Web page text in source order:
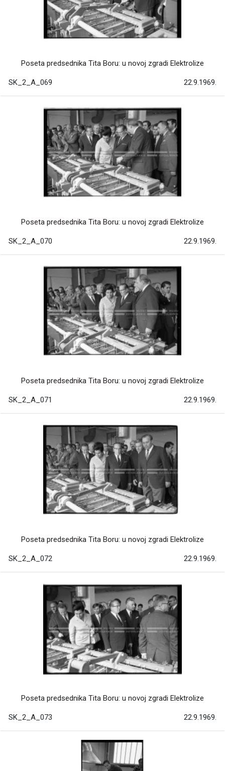
Poseta predsednika Tita Boru: u novoj zgradi Elektrolize
SK_2_A_069 22.9.1969.
Poseta predsednika Tita Boru: u novoj zgradi Elektrolize
SK_2_A_070 22.9.1969.
Poseta predsednika Tita Boru: u novoj zgradi Elektrolize
SK_2_A_071 22.9.1969.
Poseta predsednika Tita Boru: u novoj zgradi Elektrolize
SK_2_A_072 22.9.1969.
Poseta predsednika Tita Boru: u novoj zgradi Elektrolize
SK_2_A_073 22.9.1969.